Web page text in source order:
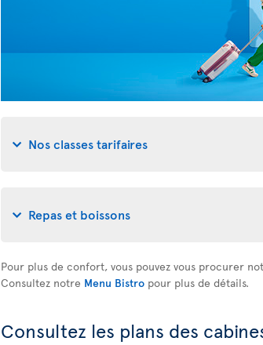
Nos classes tarifaires
Repas et boissons
Pour plus de confort, vous pouvez vous procurer
Consultez notre Menu Bistro pour plus de détails.
Consultez les plans des